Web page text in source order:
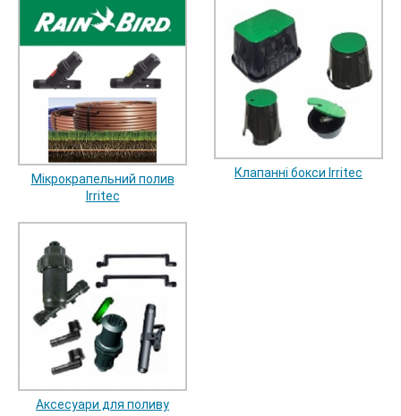
Мікрокрапельний полив
Irritec
Клапанні бокси Irritec
Аксесуари для поливу